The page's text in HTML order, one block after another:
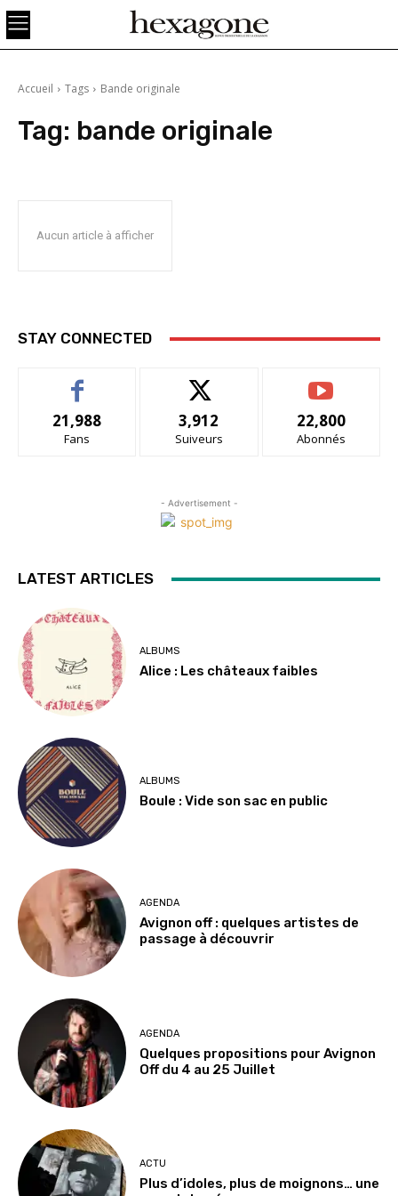
Accueil Tags Bande originale
Tag: bande originale
Aucun article à afficher
STAY CONNECTED
21,988
Fans
3,912
Suiveurs
22,800
Abonnés
- Advertisement -
LATEST ARTICLES
ALBUMS
Alice : Les châteaux faibles
ALBUMS
Boule : Vide son sac en public
AGENDA
Avignon off : quelques artistes de
passage à découvrir
AGENDA
Quelques propositions pour Avignon
Off du 4 au 25 Juillet
ACTU
Plus d’idoles, plus de moignons… une